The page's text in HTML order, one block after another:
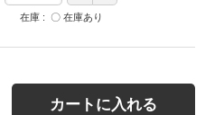
在庫 〇 在庫あり
カートに入れる